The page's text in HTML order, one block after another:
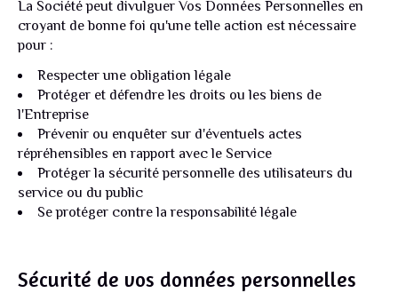
La Société peut divulguer Vos Données Personnelles en
croyant de bonne foi qu'une telle action est nécessaire
pour :
Respecter une obligation légale
Protéger et défendre les droits ou les biens de
l'Entreprise
Prévenir ou enquêter sur d'éventuels actes
répréhensibles en rapport avec le Service
Protéger la sécurité personnelle des utilisateurs du
service ou du public
Se protéger contre la responsabilité légale
Sécurité de vos données personnelles